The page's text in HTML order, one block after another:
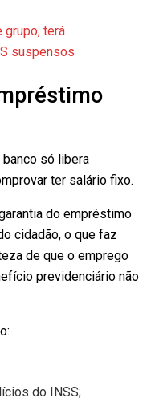
grupo, terá
suspensos
só libera
ter salário fixo.
do empréstimo
cidadão, o que faz
de que o emprego
previdenciário não
do INSS;